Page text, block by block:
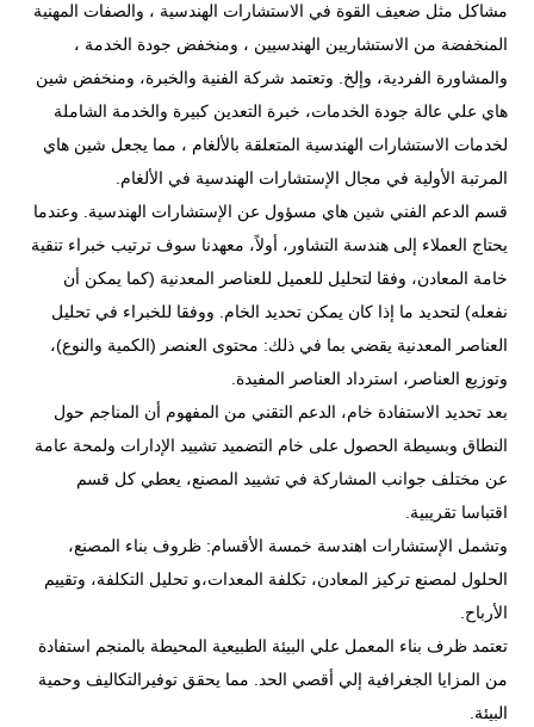
مشاكل مثل ضعيف القوة في الاستشارات الهندسية ، والصفات المهنية
المنخفضة من الاستشاريين الهندسيين ، ومنخفض جودة الخدمة ،
والمشاورة الفردية، وإلخ. وتعتمد شركة الفنية والخبرة، ومنخفض شين
هاي علي عالة جودة الخدمات، خبرة التعدين كبيرة والخدمة الشاملة
لخدمات الاستشارات الهندسية المتعلقة بالألغام ، مما يجعل شين هاي
المرتبة الأولية في مجال الإستشارات الهندسية في الألغام.
قسم الدعم الفني شين هاي مسؤول عن الإستشارات الهندسية. وعندما
يحتاج العملاء إلى هندسة التشاور، أولاً، معهدنا سوف ترتيب خبراء تنقية
خامة المعادن، وفقا لتحليل للعميل للعناصر المعدنية (كما يمكن أن
نفعله) لتحديد ما إذا كان يمكن تحديد الخام. ووفقا للخبراء في تحليل
العناصر المعدنية يقضي بما في ذلك: محتوى العنصر (الكمية والنوع)،
وتوزيع العناصر، استرداد العناصر المفيدة.
بعد تحديد الاستفادة خام، الدعم التقني من المفهوم أن المناجم حول
النطاق وبسيطة الحصول على خام التضميد تشييد الإدارات ولمحة عامة
عن مختلف جوانب المشاركة في تشييد المصنع، يعطي كل قسم
اقتباسا تقريبية.
وتشمل الإستشارات اهندسة خمسة الأقسام: ظروف بناء المصنع،
الحلول لمصنع تركيز المعادن، تكلفة المعدات،و تحليل التكلفة، وتقييم
الأرباح.
تعتمد ظرف بناء المعمل علي البيئة الطبيعية المحيطة بالمنجم استفادة
من المزايا الجغرافية إلي أقصي الحد. مما يحقق توفيرالتكاليف وحمية
البيئة.